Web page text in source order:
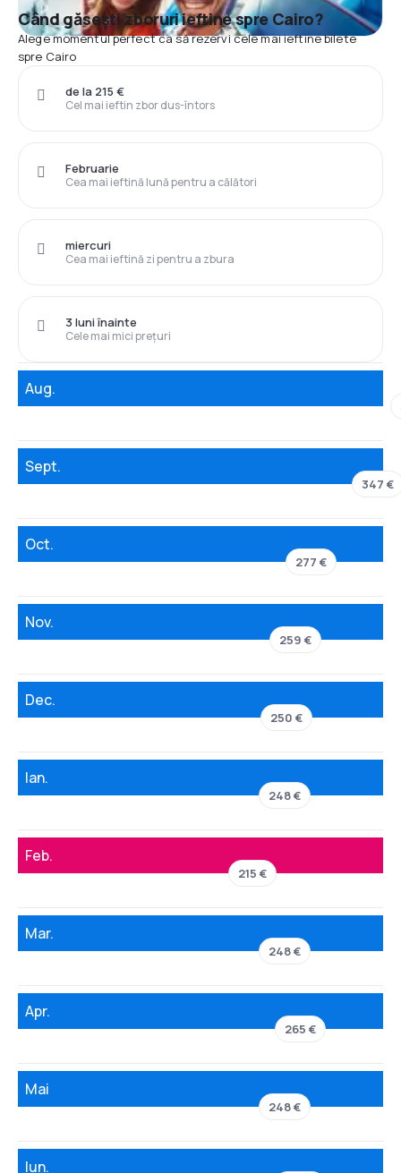
Când găsești zboruri ieftine spre Cairo?
Alege momentul perfect ca să rezervi cele mai ieftine bilete
spre Cairo
Cel mai ieftin zbor dus-întors
de la 215 €
Cea mai ieftină lună pentru a călători
Februarie
Cea mai ieftină zi pentru a zbura
miercuri
Cele mai mici prețuri
3 luni înainte
Aug.
Sept.
347 €
Oct.
277 €
Nov.
259 €
Dec.
250 €
Ian.
248 €
Feb.
215 €
Mar.
248 €
Apr.
265 €
Mai
248 €
Iun.